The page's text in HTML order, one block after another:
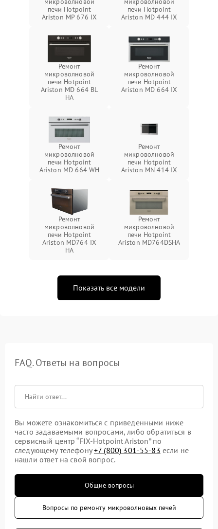
печи Hotpoint
Ariston MP 676 IX
печи Hotpoint
Ariston MD 444 IX
Ремонт
микроволновой
печи Hotpoint
Ariston MD 664 BL
HA
Ремонт
микроволновой
печи Hotpoint
Ariston MD 664 IX
Ремонт
микроволновой
печи Hotpoint
Ariston MD 664 WH
Ремонт
микроволновой
печи Hotpoint
Ariston MN 414 IX
Ремонт
микроволновой
печи Hotpoint
Ariston MD764 IX
HA
Ремонт
микроволновой
печи Hotpoint
Ariston MD764DSHA
Показать все модели
FAQ. Ответы на вопросы
Вы можете ознакомиться с приведенными ниже
часто задаваемыми вопросами, либо обратиться в
сервисный центр “FIX-Hotpoint Ariston” по
следующему телефону+7 (800) 301-55-83 если не
нашли ответ на свой вопрос.
Общие вопросы
Вопросы по ремонту микроволновых печей